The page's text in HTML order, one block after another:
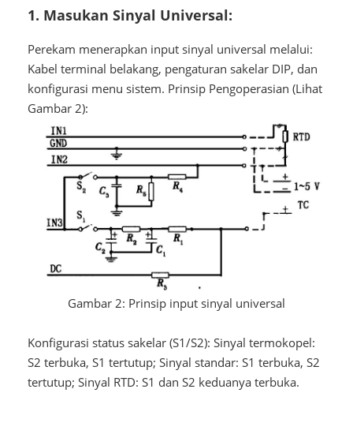
1. Masukan Sinyal Universal:
Perekam menerapkan input sinyal universal melalui:
Kabel terminal belakang, pengaturan sakelar DIP, dan
konfigurasi menu sistem. Prinsip Pengoperasian (Lihat
Gambar 2):
Gambar 2: Prinsip input sinyal universal
Konfigurasi status sakelar (S1/S2): Sinyal termokopel:
S2 terbuka, S1 tertutup; Sinyal standar: S1 terbuka, S2
tertutup; Sinyal RTD: S1 dan S2 keduanya terbuka.